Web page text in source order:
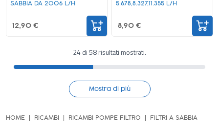
SABBIA DA 2006 L/H
12,90 €
5.678,8.327,11.355 L/H
8,90 €
24 di 58 risultati mostrati.
Mostra di più
HOME RICAMBI RICAMBI POMPE FILTRO FILTRI A SABBIA